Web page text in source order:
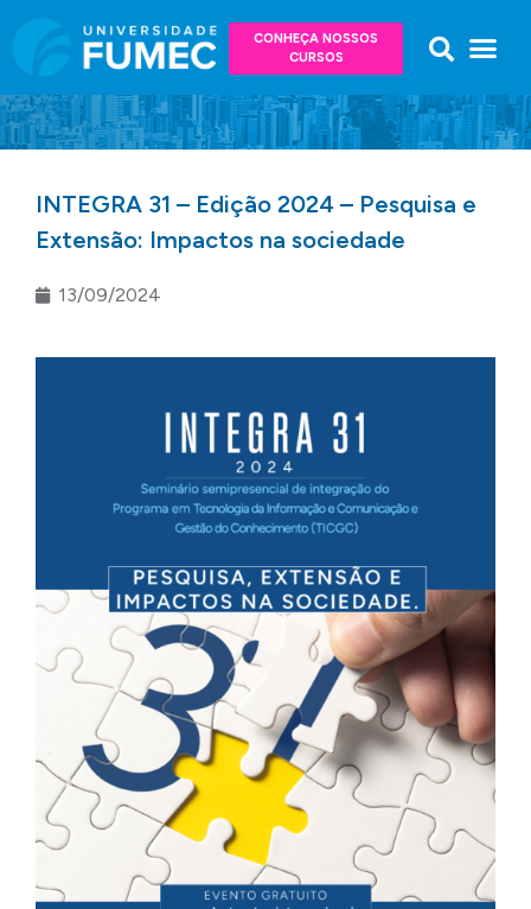
CONHEÇA NOSSOS
CURSOS
INTEGRA 31 – Edição 2024 – Pesquisa e
Extensão: Impactos na sociedade
13/09/2024